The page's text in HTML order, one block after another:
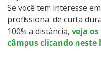
Orientações para Matrícula
Se você tem interesse
profissional de curta
100% a distância, veja os
câmpus clicando neste